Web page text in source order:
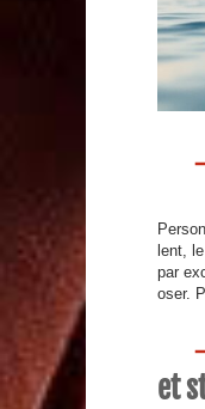
lent,
par
oser.
et